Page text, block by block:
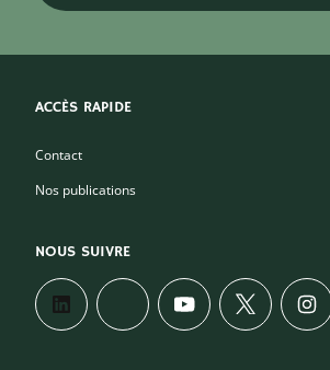
ACCÈS RAPIDE
Contact
Nos publications
NOUS SUIVRE